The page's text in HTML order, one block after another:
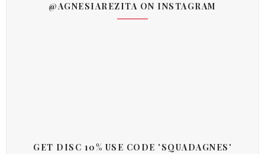
@AGNESIAREZITA ON INSTAGRAM
GET DISC 10% USE CODE 'SQUADAGNES'